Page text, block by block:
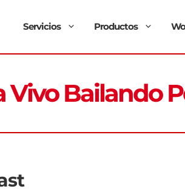
Servicios Productos
Vivo Bailando